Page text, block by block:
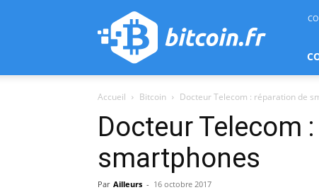
bitcoin.fr
Accueil Bitcoin Docteur Telecom : réparation de
Docteur Telecom
smartphones
Par Ailleurs - 16 octobre 2017